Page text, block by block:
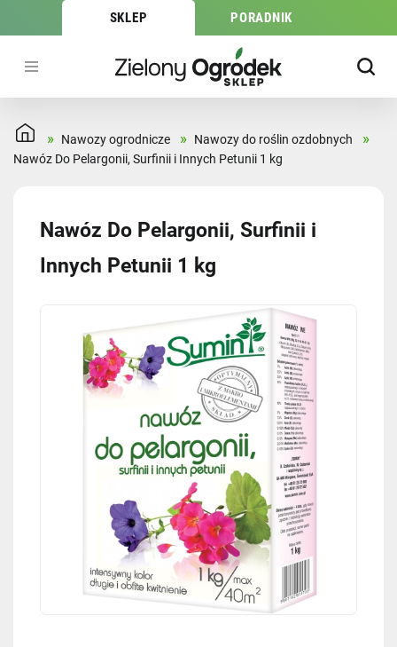
SKLEP PORADNIK
» Nawozy ogrodnicze » Nawozy do roślin ozdobnych »
Nawóz Do Pelargonii, Surfinii i Innych Petunii 1 kg
Nawóz Do Pelargonii, Surfinii i
Innych Petunii 1 kg